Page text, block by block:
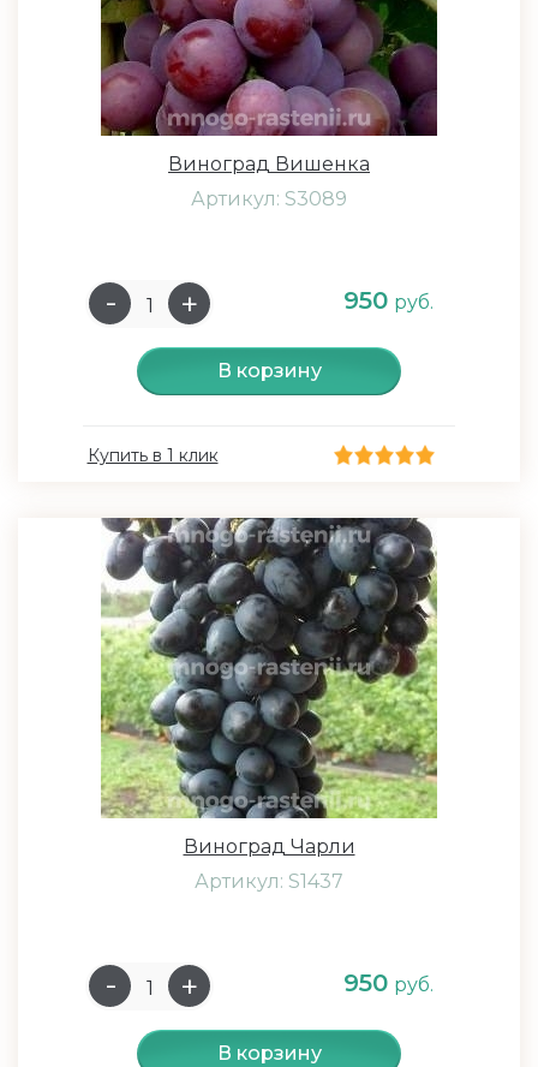
Виноград Вишенка
Артикул: S3089
950 руб.
В корзину
Купить в 1 клик
Виноград Чарли
Артикул: S1437
950 руб.
В корзину